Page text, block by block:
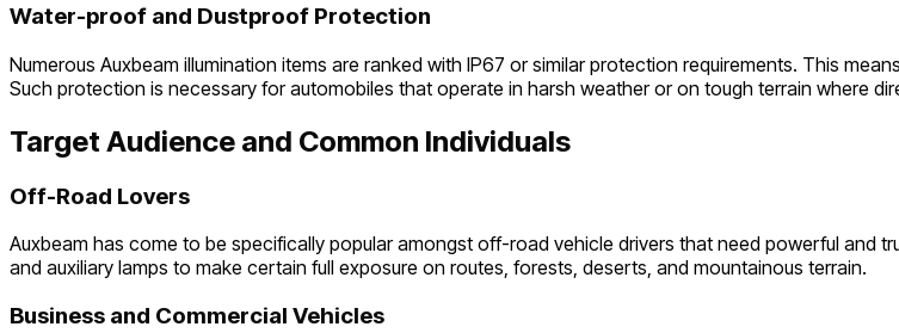
Water-proof and Dustproof Protection
Numerous Auxbeam illumination items are ranked with IP67 or similar protection requirements. This
Such protection is necessary for automobiles that operate in harsh weather or on tough terrain where
Target Audience and Common Individuals
Off-Road Lovers
Auxbeam has come to be specifically popular amongst off-road vehicle drivers that need powerful and
and auxiliary lamps to make certain full exposure on routes, forests, deserts, and mountainous terrain.
Business and Commercial Vehicles